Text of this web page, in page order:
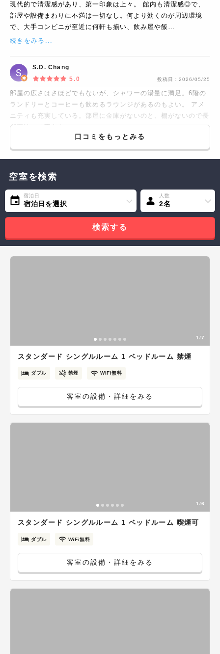
現代的で清潔感があり、第一印象は上々。 館内も清潔感◎で、
部屋や設備まわりに不満は一切なし。何より効くのが周辺環境
で、大手コンビニが至近に何軒も揃い、飲み屋や飯…
続きをみる...
S.D. Chang
5.0
投稿日： 2026/05/25
部屋の広さはさほどでもないが、シャワーの湯量に満足。6階の
ランドリーとコーヒーも飲めるラウンジがあるのもよい。 アメ
ニティも充実している。部屋に金庫がないのと、棚がないので長
期宿泊には不向き。
口コミをもっとみる
空室を検索
宿泊日
宿泊日を選択
人数
2名
検索する
1/7
スタンダード シングルルーム 1 ベッドルーム 禁煙
ダブル 禁煙 WiFi無料
客室の設備・詳細をみる
1/6
スタンダード シングルルーム 1 ベッドルーム 喫煙可
ダブル WiFi無料
客室の設備・詳細をみる